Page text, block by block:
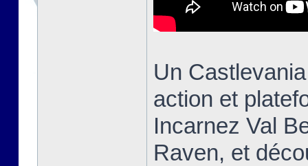
Un
action et
Incarnez Val
Raven, et